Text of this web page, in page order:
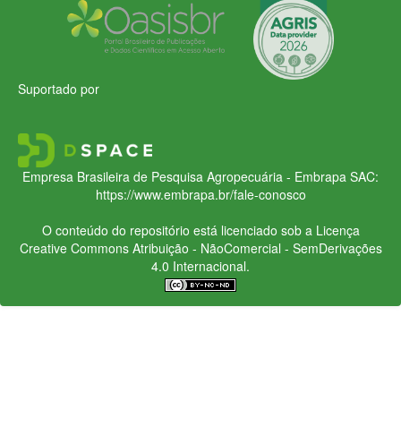
Suportado por
Empresa Brasileira de Pesquisa Agropecuária - Embrapa SAC:
https://www.embrapa.br/fale-conosco
O conteúdo do repositório está licenciado sob a Licença
Creative CommonsAtribuição - NãoComercial - SemDerivações
4.0 Internacional.